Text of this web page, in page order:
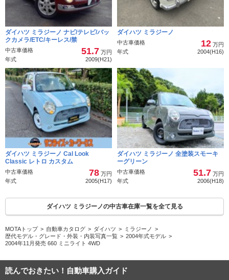
ダイハツ ミラジーノ ナビ/テレビ/バッ
クカメラ/ETC/キーレス/禁
中古車価格 51.7 万円
年式
2009(H21)
ダイハツ ミラジーノ
中古車価格 12 万円
年式
2004(H16)
ダイハツ ミラジーノ Cal Look
Classic レトロ カスタム
中古車価格 78 万円
年式
2005(H17)
ダイハツ ミラジーノ 全塗装スモーキ
ーグリーン
中古車価格 51.7 万円
年式
2006(H18)
ダイハツ ミラジーノの中古車在庫一覧を全て見る
MOTAトップ 自動車カタログ ダイハツ
ミラジーノ
歴代モデル・グレード・外装・内装写真一覧
2004年式モデル
2004年11月発売 660 ミニライト 4WD
読んでおきたい！自動車購入ガイド